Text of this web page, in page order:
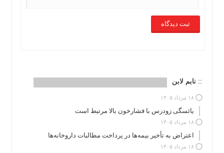
:: تایم لاین
۱۸ مرداد ۱۴۰۵
یائسگی زودرس با فشارخون بالا مرتبط است
۱۸ مرداد ۱۴۰۵
اعتراض به تأخیر بیمه‌ها در پرداخت مطالبات داروخانه‌ها
۱۸ مرداد ۱۴۰۵